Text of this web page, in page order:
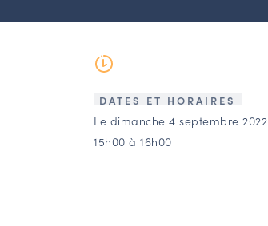
DATES ET HORAIRES
Le dimanche 4 septembre 2022
15h00 à 16h00